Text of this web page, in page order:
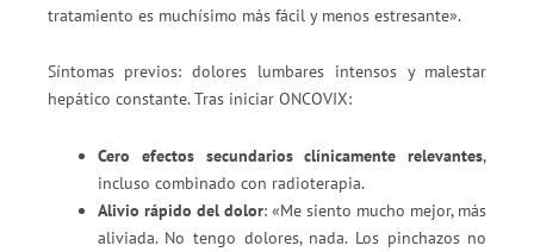
tratamiento es muchísimo más fácil y menos estresante».
Síntomas previos: dolores lumbares intensos y malestar
hepático constante. Tras iniciar ONCOVIX:
Cero efectos secundarios clínicamente relevantes,
incluso combinado con radioterapia.
Alivio rápido del dolor: «Me siento mucho mejor, más
aliviada. No tengo dolores, nada. Los pinchazos no